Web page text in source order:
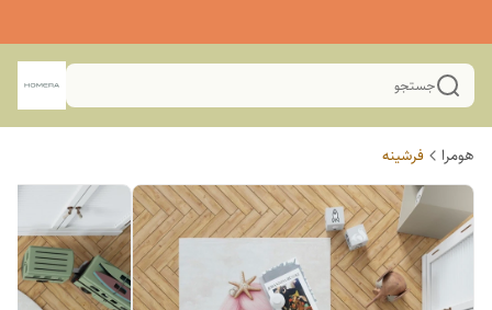
جستجو
هومرا فرشینه